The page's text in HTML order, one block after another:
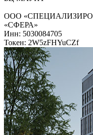
ООО
«СФЕРА»
Инн: 5030084705
Токен: 2W5zFHYuCZf